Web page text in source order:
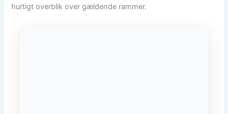
hurtigt overblik over gældende rammer.